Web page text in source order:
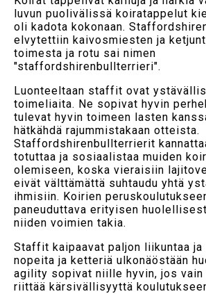
luvun puolivälissä koiratappelut
oli kadota kokonaan.
elvytettiin kaivosmiesten ja
toimesta ja rotu sai nimen
"staffordshirenbullterrieri".
Luonteeltaan staffit ovat
toimeliaita. Ne sopivat hyvin
tulevat hyvin toimeen lasten
hätkähdä rajummistakaan otteista.
Staffordshirenbullterrierit
totuttaa ja sosiaalistaa muiden
olemiseen, koska vieraisiin
eivät välttämättä suhtaudu yhtä
ihmisiin. Koirien
paneuduttava erityisen
niiden voimien takia.
Staffit kaipaavat paljon liikuntaa ja
nopeita ja ketteriä ulkonäöstään
agility sopivat niille hyvin, jos vain
riittää kärsivällisyyttä